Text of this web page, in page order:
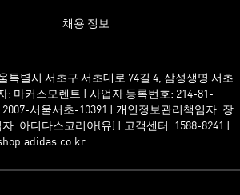
채용 정보
특별시 서초구 서초대로 74길 4, 삼성생명 서초
: 마커스모렌트 | 사업자 등록번호: 214-81-
서울서초-10391 | 개인정보관리책임자: 장
: 아디다스코리아(유) | 고객센터: 1588-8241 |